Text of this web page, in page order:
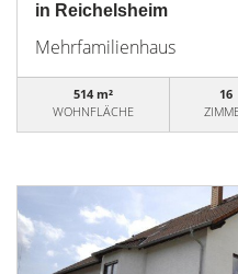
in Reichelsheim
Mehrfamilienhaus
514 m²
WOHNFLÄCHE
16